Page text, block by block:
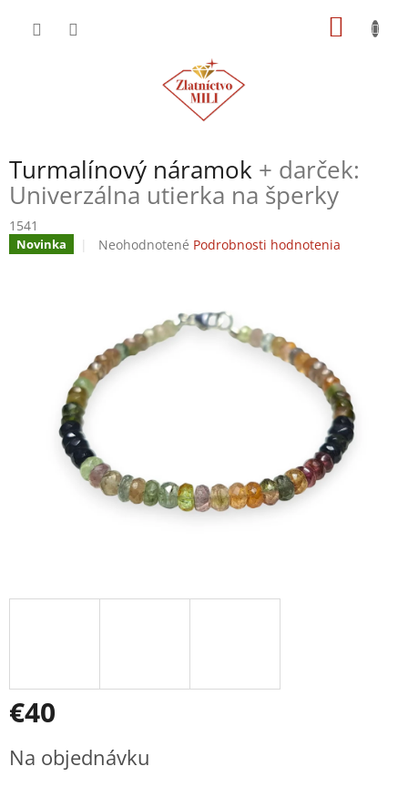
Turmalínový náramok + darček:
Univerzálna utierka na šperky
1541
Novinka
Priemerné
5
hviezdičiek.
Neohodnotené Podrobnosti hodnotenia
€40
cena:
Na objednávku